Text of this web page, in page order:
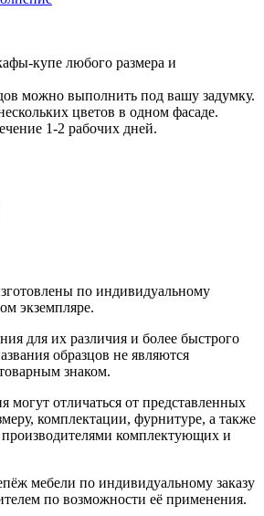
купе любого размера и
можно выполнить под вашу задумку.
цветов в одном фасаде.
1-2 рабочих дней.
по индивидуальному
экземпляре.
для их различия и более быстрого
образцов не являются
знаком.
могут отличаться от представленных
комплектации, фурнитуре, а также
комплектующих и
мебели по индивидуальному заказу
по возможности её применения.